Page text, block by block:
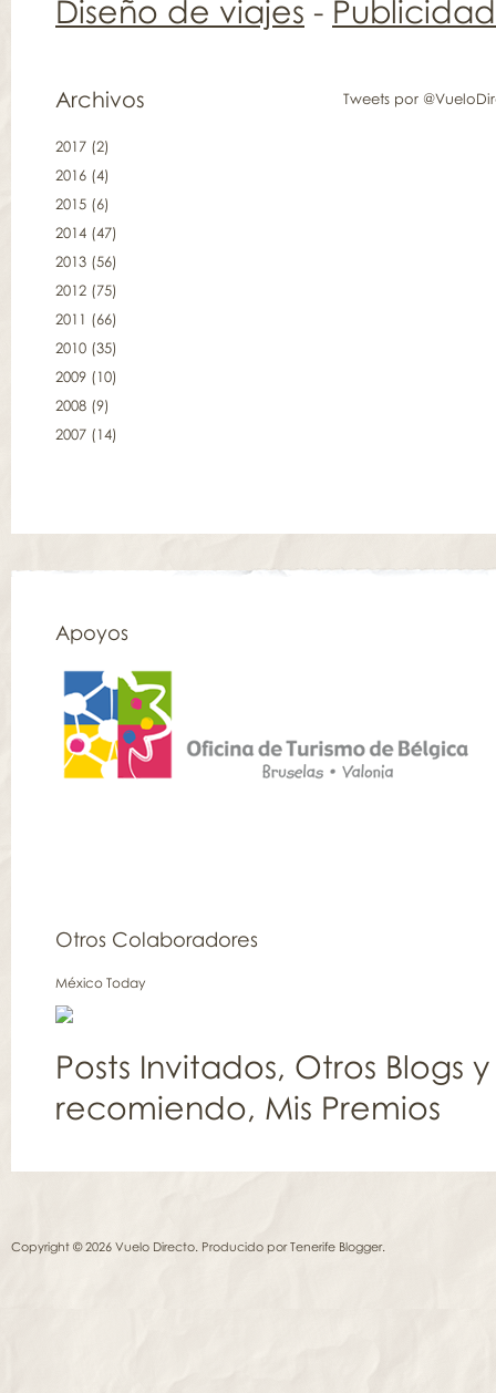
Diseño de viajes -
Archivos
2017 (2)
2016 (4)
2015 (6)
2014 (47)
2013 (56)
2012 (75)
2011 (66)
2010 (35)
2009 (10)
2008 (9)
2007 (14)
Tweets por
Apoyos
Otros Colaboradores
México Today
Posts Invitados, Otros Blogs
recomiendo, Mis Premios
Copyright © 2026 Vuelo Directo. Producido porTenerife Blogger.